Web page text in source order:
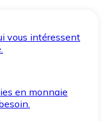
vous intéressent
en monnaie